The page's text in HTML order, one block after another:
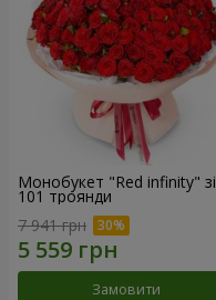
Монобукет "Red infinity" зі
101 троянди
7 941 грн
Замовити